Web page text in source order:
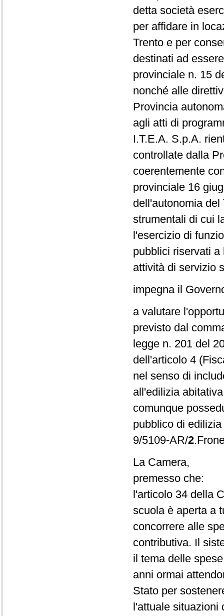
detta società
per affidare in
Trento e per
destinati ad
provinciale n. 15
nonché alle
Provincia
agli atti di
I.T.E.A. S.p.A.
controllate dalla
coerentemente
provinciale 16
dell'autonomia
strumentali di cui
l'esercizio di
pubblici riservati
attività di servizio
impegna il
a valutare
previsto dal
legge n. 201 del
dell'articolo 4
nel senso di
all'edilizia
comunque
pubblico di
9/5109-AR/2
La Camera,
premesso che:
l'articolo 34 della
scuola è aperta a
concorrere alle
contributiva. Il
il tema delle
anni ormai
Stato per
l'attuale situazioni